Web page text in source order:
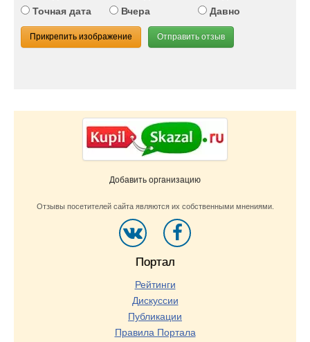
Точная дата
Вчера Давно
Прикрепить изображение Отправить отзыв
Добавить организацию
Отзывы посетителей сайта являются их собственными мнениями.
Портал
Рейтинги
Дискуссии
Публикации
Правила Портала